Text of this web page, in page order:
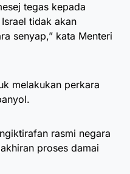
tegas kepada
tidak akan
senyap,” kata Menteri
melakukan perkara
rasmi negara
proses damai